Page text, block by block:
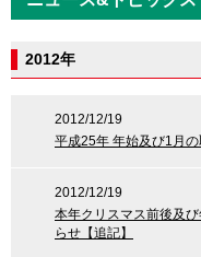
2012年
2012/12/19
平成25年 年始及び1月
2012/12/19
本年クリスマス前後及
らせ【追記】